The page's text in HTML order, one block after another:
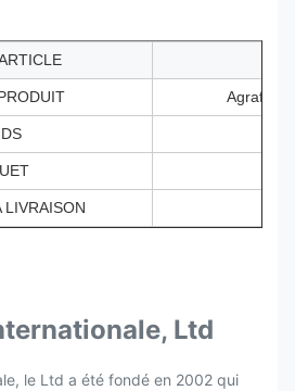
Agrafe
LIVRAISON
Ltd
le Ltd a été fondé en 2002 qui